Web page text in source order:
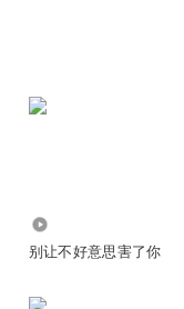
别让不好意思害了你